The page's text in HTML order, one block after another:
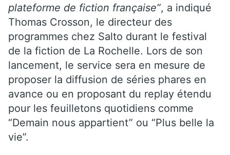
plateforme de fiction française”, a indiqué
Thomas Crosson, le directeur des
programmes chez Salto durant le festival
de la fiction de La Rochelle. Lors de son
lancement, le service sera en mesure de
proposer la diffusion de séries phares en
avance ou en proposant du replay étendu
pour les feuilletons quotidiens comme
“Demain nous appartient” ou “Plus belle la
vie”.